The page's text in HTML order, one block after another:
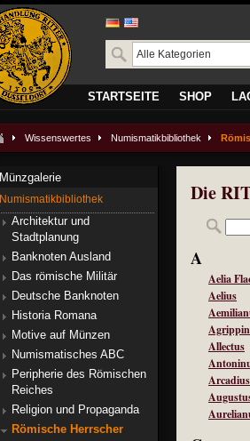
STARTSEITE SHOP
Wissenswertes Numismatikbibliothek
Die
A
Aelia
Aelius
Allectus
Arcadius
Münzgalerie
Numismatikbibliothek
Architektur und
Stadtplanung
Banknoten Ausland
Das römische Militär
Deutsche Banknoten
Historia Romana
Motive auf Münzen
Numismatisches ABC
Peripherie des Römischen
Reiches
Religion und Propaganda
Römische Herrscher